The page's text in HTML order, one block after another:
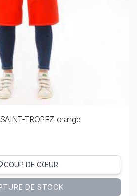
TROPEZ orange
COUP DE CŒUR
DE STOCK